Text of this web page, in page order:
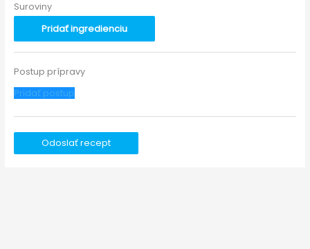
Suroviny
Pridať ingredienciu
Postup prípravy
Pridať postup